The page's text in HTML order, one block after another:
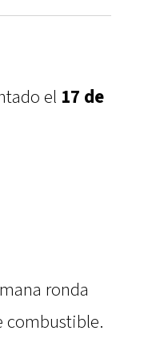
el 17 de
ronda
combustible.